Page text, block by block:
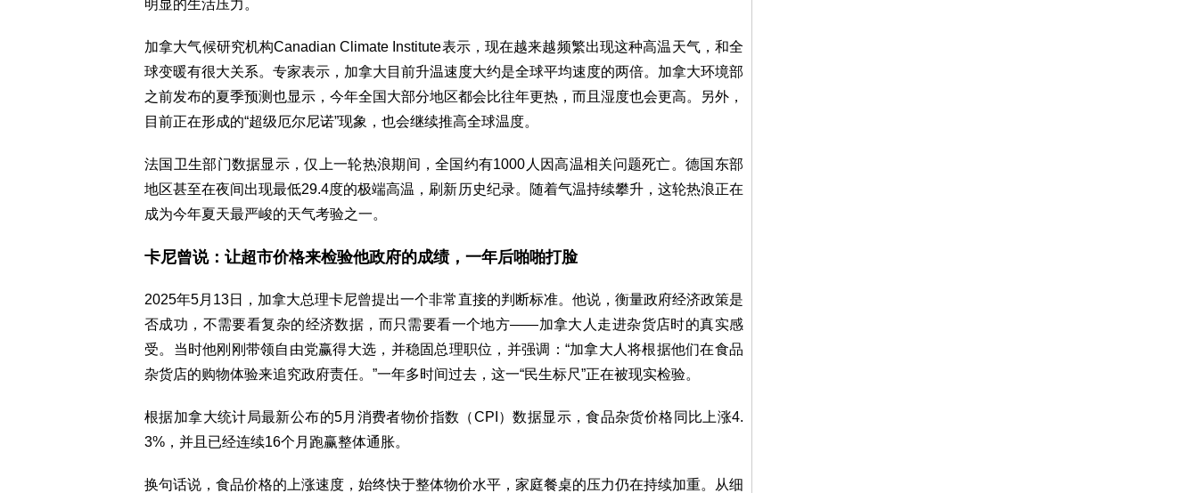
明显的生活压力。
加拿大气候研究机构Canadian Climate Institute表示，现在越来越频繁出现这种高温天气，和全
球变暖有很大关系。专家表示，加拿大目前升温速度大约是全球平均速度的两倍。加拿大环境部
之前发布的夏季预测也显示，今年全国大部分地区都会比往年更热，而且湿度也会更高。另外，
目前正在形成的“超级厄尔尼诺”现象，也会继续推高全球温度。
法国卫生部门数据显示，仅上一轮热浪期间，全国约有1000人因高温相关问题死亡。德国东部
地区甚至在夜间出现最低29.4度的极端高温，刷新历史纪录。随着气温持续攀升，这轮热浪正在
成为今年夏天最严峻的天气考验之一。
卡尼曾说：让超市价格来检验他政府的成绩，一年后啪啪打脸
2025年5月13日，加拿大总理卡尼曾提出一个非常直接的判断标准。他说，衡量政府经济政策是
否成功，不需要看复杂的经济数据，而只需要看一个地方——加拿大人走进杂货店时的真实感
受。当时他刚刚带领自由党赢得大选，并稳固总理职位，并强调：“加拿大人将根据他们在食品
杂货店的购物体验来追究政府责任。”一年多时间过去，这一“民生标尺”正在被现实检验。
根据加拿大统计局最新公布的5月消费者物价指数（CPI）数据显示，食品杂货价格同比上涨4.
3%，并且已经连续16个月跑赢整体通胀。
换句话说，食品价格的上涨速度，始终快于整体物价水平，家庭餐桌的压力仍在持续加重。从细